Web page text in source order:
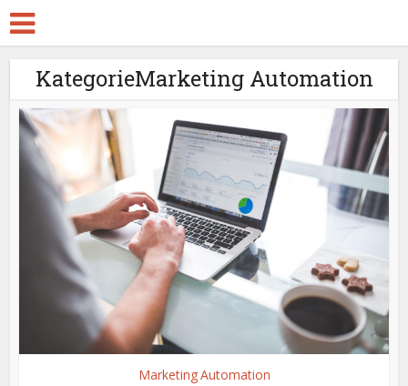
KategorieMarketing Automation
Marketing Automation